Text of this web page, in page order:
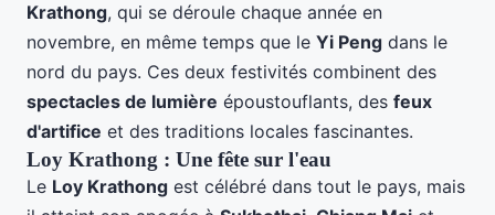
Krathong, qui se déroule chaque année en
novembre, en même temps que le Yi Peng dans le
nord du pays. Ces deux festivités combinent des
spectacles de lumière époustouflants, des feux
d'artifice et des traditions locales fascinantes.
Loy Krathong : Une fête sur l'eau
Le Loy Krathong est célébré dans tout le pays, mais